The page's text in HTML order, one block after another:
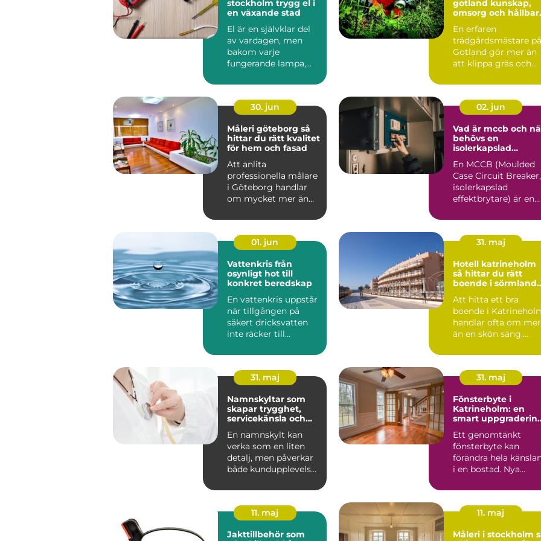
stockholm trygg el i
en växande stad
El är en självklar del
av vardagen, men
bakom varje
fungerande lampa,
ventilationsan...
gotland kunskap,
omsorg och hållbar
En erfaren
trädgårdsmästare på
Gotland gör mer än
att klippa gräs och
med kalk...
30. jun
Måleri göteborg så
hittar du rätt kvalitet
för hem och fasad
Att anlita
professionella målare
i Göteborg handlar
om mycket mer än
på vägga...
02. jun
Vad är mccb och
behövs en
isolerkapslad
En MCCB (Moulded
Case Circuit Breaker,
isolerkapslad
effektbrytare) är en
elin...
01. jun
Vattenkris från
osynligt hot till
konkret beredskap
En vattenkris uppstår
när tillgången på
säkert dricksvatten
inte räcker till
grundläggand...
31. maj
Hotell katrineholm
så hittar du rätt
boende i sörmlands
Att hitta ett bra
boende i
handlar ofta om mer
än en skön säng.
sta...
31. maj
Namnskyltar som
skapar trygghet,
servicekänsla och
En namnskylt kan
verka som en liten
detalj, men påverkar
både kundupplevelse,
v...
31. maj
Fönsterbyte i
Katrineholm: en
smart
Ett genomtänkt
fönsterbyte kan
förändra hela
i en bostad. Nya
11. maj
Jakttillbehör som
11. maj
Måleri i stockholm så